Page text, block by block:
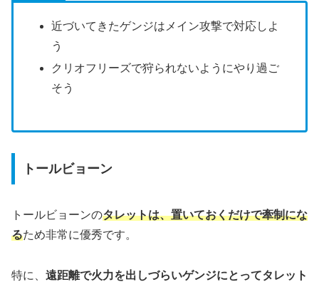
近づいてきたゲンジはメイン攻撃で対応しよ
う
クリオフリーズで狩られないようにやり過ご
そう
トールビョーン
トールビョーンのタレットは、置いておくだけで牽制にな
るため非常に優秀です。
特に、 遠距離で火力を出しづらいゲンジにとってタレット